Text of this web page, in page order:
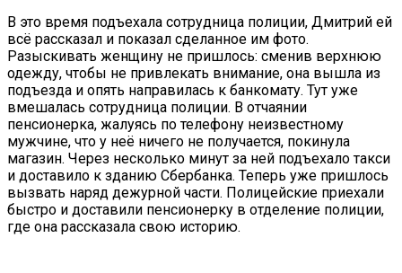
В это время подъехала сотрудница полиции, Дмитрий ей
всё рассказал и показал сделанное им фото.
Разыскивать женщину не пришлось: сменив верхнюю
одежду, чтобы не привлекать внимание, она вышла из
подъезда и опять направилась к банкомату. Тут уже
вмешалась сотрудница полиции. В отчаянии
пенсионерка, жалуясь по телефону неизвестному
мужчине, что у неё ничего не получается, покинула
магазин. Через несколько минут за ней подъехало такси
и доставило к зданию Сбербанка. Теперь уже пришлось
вызвать наряд дежурной части. Полицейские приехали
быстро и доставили пенсионерку в отделение полиции,
где она рассказала свою историю.